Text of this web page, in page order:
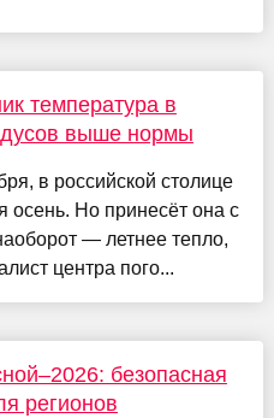
температура в
выше нормы
в российской столице
осень. Но принесёт она с
— летнее тепло,
центра пого...
безопасная
регионов